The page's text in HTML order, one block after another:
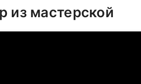
из мастерской